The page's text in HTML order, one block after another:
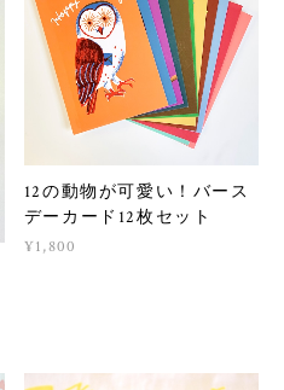
12の動物が可愛い！バース
デーカード12枚セット
¥1,800